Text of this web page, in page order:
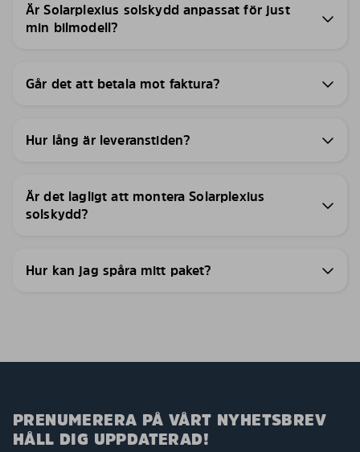
Är Solarplexius solskydd anpassat för just
min bilmodell?
Går det att betala mot faktura?
Hur lång är leveranstiden?
Är det lagligt att montera Solarplexius
solskydd?
Hur kan jag spåra mitt paket?
PRENUMERERA PÅ VÅRT NYHETSBREV
HÅLL DIG UPPDATERAD!